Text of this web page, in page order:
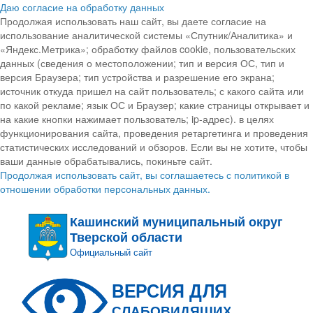
Даю согласие на обработку данных
Продолжая использовать наш сайт, вы даете согласие на
использование аналитической системы «Спутник/Аналитика» и
«Яндекс.Метрика»; обработку файлов cookie, пользовательских
данных (сведения о местоположении; тип и версия ОС, тип и
версия Браузера; тип устройства и разрешение его экрана;
источник откуда пришел на сайт пользователь; с какого сайта или
по какой рекламе; язык ОС и Браузер; какие страницы открывает и
на какие кнопки нажимает пользователь; ip-адрес). в целях
функционирования сайта, проведения ретаргетинга и проведения
статистических исследований и обзоров. Если вы не хотите, чтобы
ваши данные обрабатывались, покиньте сайт.
Продолжая использовать сайт, вы соглашаетесь с политикой в
отношении обработки персональных данных.